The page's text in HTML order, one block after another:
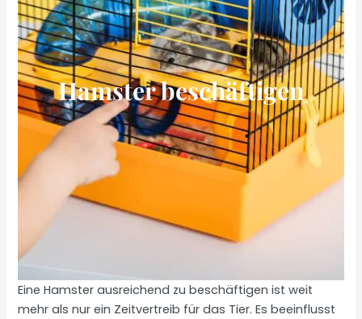
Hamster beschäftigen
Eine Hamster ausreichend zu beschäftigen ist weit
mehr als nur ein Zeitvertreib für das Tier. Es beeinflusst